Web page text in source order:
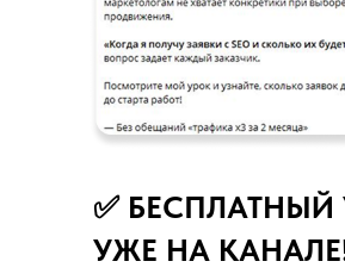
✅ БЕСПЛАТНЫЙ
УЖЕ НА